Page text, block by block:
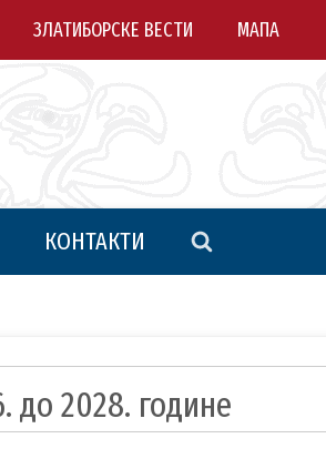
ЗЛАТИБОРСКЕ ВЕСТИ МАПА
КОНТАКТИ
до 2028. године